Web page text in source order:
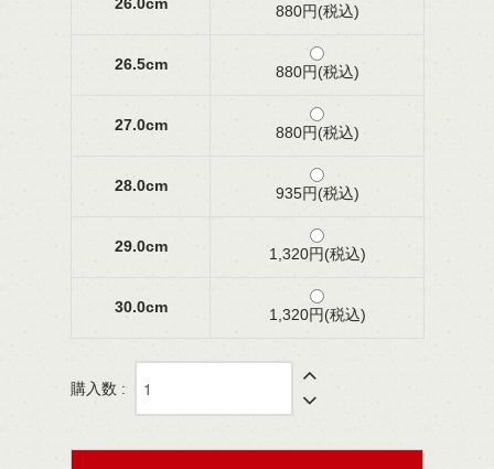
880円(税込)
26.5cm 880円(税込)
27.0cm 880円(税込)
28.0cm 935円(税込)
29.0cm 1,320円(税込)
30.0cm 1,320円(税込)
購入数 :